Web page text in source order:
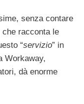
senza contare
che racconta le
“servizio” in
Workaway,
dà enorme